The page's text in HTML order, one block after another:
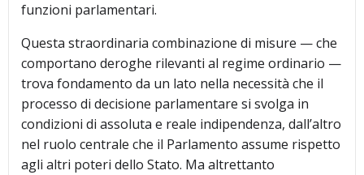
funzioni parlamentari.
Questa straordinaria combinazione di misure — che
comportano deroghe rilevanti al regime ordinario —
trova fondamento da un lato nella necessità che il
processo di decisione parlamentare si svolga in
condizioni di assoluta e reale indipendenza, dall’altro
nel ruolo centrale che il Parlamento assume rispetto
agli altri poteri dello Stato. Ma altrettanto